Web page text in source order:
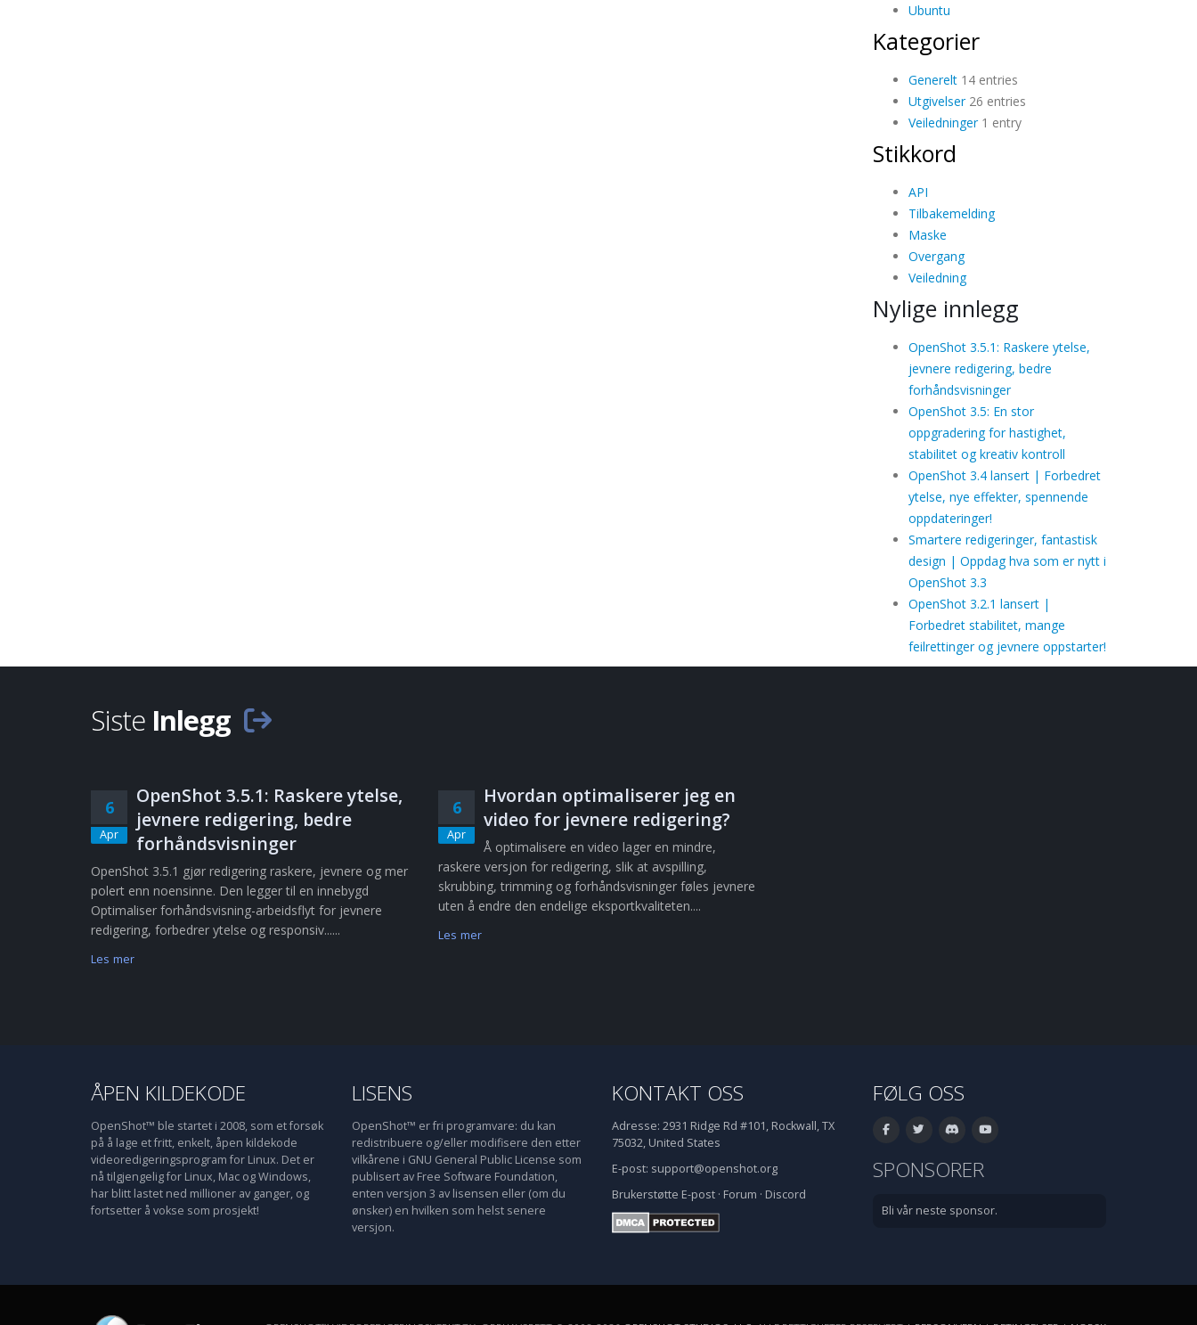
Ubuntu
Kategorier
Generelt14 entries
Utgivelser26 entries
Veiledninger1 entry
Stikkord
API
Tilbakemelding
Maske
Overgang
Veiledning
Nylige innlegg
OpenShot 3.5.1: Raskere ytelse,
jevnere redigering, bedre
forhåndsvisninger
OpenShot 3.5: En stor
oppgradering for hastighet,
stabilitet og kreativ kontroll
OpenShot 3.4 lansert | Forbedret
ytelse, nye effekter, spennende
oppdateringer!
Smartere redigeringer, fantastisk
design | Oppdag hva som er nytt i
OpenShot 3.3
OpenShot 3.2.1 lansert |
Forbedret stabilitet, mange
feilrettinger og jevnere oppstarter!
Siste Inlegg
6
Apr
OpenShot 3.5.1: Raskere ytelse,
jevnere redigering, bedre
forhåndsvisninger
OpenShot 3.5.1 gjør redigering raskere, jevnere og mer
polert enn noensinne. Den legger til en innebygd
Optimaliser forhåndsvisning-arbeidsflyt for jevnere
redigering, forbedrer ytelse og responsiv......
Les mer
6
Apr
Hvordan optimaliserer jeg en
video for jevnere redigering?
Å optimalisere en video lager en mindre,
raskere versjon for redigering, slik at avspilling,
skrubbing, trimming og forhåndsvisninger føles jevnere
uten å endre den endelige eksportkvaliteten....
Les mer
ÅPEN KILDEKODE
OpenShot™ ble startet i 2008, som et forsøk
på å lage et fritt, enkelt, åpen kildekode
videoredigeringsprogram for Linux. Det er
nå tilgjengelig for Linux, Mac og Windows,
har blitt lastet ned millioner av ganger, og
fortsetter å vokse som prosjekt!
LISENS
OpenShot™ er fri programvare: du kan
redistribuere og/eller modifisere den etter
vilkårene i GNU General Public License som
publisert av Free Software Foundation,
enten versjon 3 av lisensen eller (om du
ønsker) en hvilken som helst senere
versjon.
KONTAKT OSS
Adresse: 2931 Ridge Rd #101, Rockwall, TX
75032, United States
E-post: support@openshot.org
Brukerstøtte E-post · Forum · Discord
FØLG OSS
SPONSORER
Bli vår neste sponsor.